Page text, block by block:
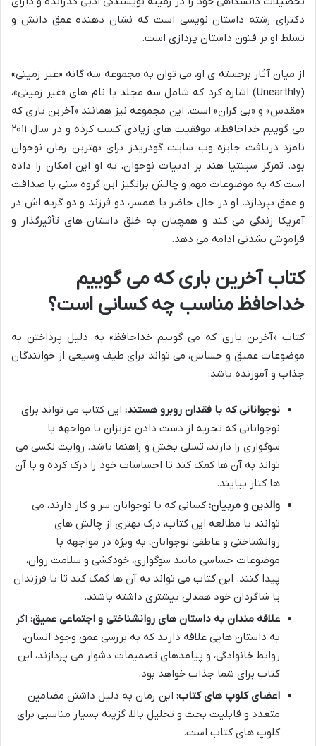
دکترای رشته داستان نویسی است که نشان دهنده عمق دانش و
تسلط او بر فنون داستان پردازی است.
از میان آثار برجسته ی او، می توان به مجموعه سه گانه «غیر زمینی»
(Unearthly) اشاره کرد که شامل سه مجلد با نام های «غیر زمینی»،
«مقدس» و «بی کران» است. این مجموعه نیز همانند «آخرین باری که
می گوییم خداحافظ»، موفقیت های زیادی کسب کرده و در سال ۲۰۱۱
نامزد دریافت جایزه وب سایت گودریدز برای بهترین رمان نوجوان
بود. تمرکز سینتیا هند بر ادبیات نوجوان، به او این امکان را داده
است که به موضوعات مهم و چالش برانگیز این گروه سنی با صداقت
و عمق بپردازد. او در حال حاضر با همسر، دو فرزند و دو گربه اش در
آمریکا زندگی می کند و همچنان به خلق داستان های تأثیرگذار و
فراموش نشدنی ادامه می دهد.
کتاب آخرین باری که می گوییم
خداحافظ مناسب چه کسانی است؟
کتاب «آخرین باری که می گوییم خداحافظ» به دلیل پرداختن به
موضوعات عمیق و حساس، می تواند برای طیف وسیعی از خوانندگان
جذاب و آموزنده باشد:
نوجوانانی که با فقدان روبرو هستند: این کتاب می تواند برای
نوجوانانی که تجربه از دست دادن عزیزان یا مواجهه با
سوگواری را دارند، تسلی بخش و راهنما باشد. روایت لکسی می
تواند به آن ها کمک کند تا احساسات خود را درک کرده و با آن
ها کنار بیایند.
والدین و مربیان: کسانی که با نوجوانان سر و کار دارند، می
توانند با مطالعه این کتاب، درک بهتری از چالش های
روانشناختی و عاطفی نوجوانان، به ویژه در مواجهه با
موضوعات حساسی مانند سوگواری، خودکشی و سلامت روان،
پیدا کنند. این کتاب می تواند به آن ها کمک کند تا با فرزندان
یا شاگردان خود همدلی بیشتری داشته باشند.
علاقه مندان به داستان های روانشناختی و اجتماعی عمیق: اگر
به داستان هایی علاقه دارید که به بررسی عمق وجود انسان،
روابط خانوادگی، و پیامدهای تصمیمات دشوار می پردازند، این
کتاب برای شما جذاب خواهد بود.
اعضای کلوپ های کتاب: این رمان به دلیل داشتن مضامین
متعدد و قابلیت بحث و تحلیل بالا، گزینه بسیار مناسبی برای
کلوپ های کتاب است.